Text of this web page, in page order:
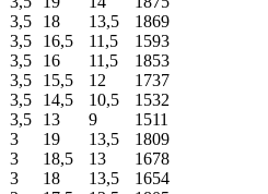
3,5 18 13,5
1869
3,5 16,5 11,5
1593
3,5 16 11,5
1853
3,5 15,5 12
1737
3,5 14,5 10,5
1532
3,5 13 9
1511
3 19 13,5
1809
3 18,5 13
1678
3 18 13,5
1654